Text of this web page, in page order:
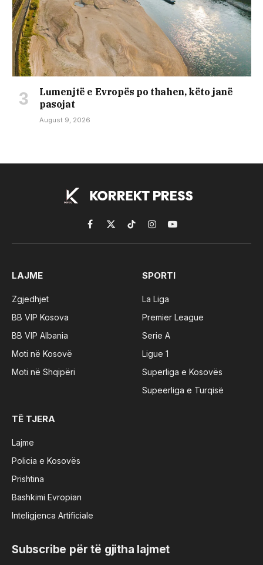
Lumenjtë e Evropës po thahen, këto janë
pasojat
August 9, 2026
Facebook
X
(Twitter)
TikTokInstagramYouTube
LAJME
Zgjedhjet
BB VIP Kosova
BB VIP Albania
Moti në Kosovë
Moti në Shqipëri
SPORTI
La Liga
Premier League
Serie A
Ligue 1
Superliga e Kosovës
Supeerliga e Turqisë
TË TJERA
Lajme
Policia e Kosovës
Prishtina
Bashkimi Evropian
Inteligjenca Artificiale
Subscribe për të gjitha lajmet